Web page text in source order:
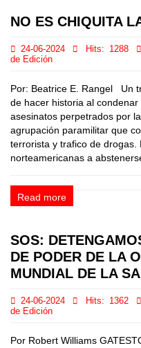
NO ES CHIQUITA
24-06-2024 Hits: 1288
de Edición
Por: Beatrice E. Rangel Un
de hacer historia al
asesinatos perpetrados por
agrupación paramilitar que
terrorista y trafico de drogas.
norteamericanas a
Read more
SOS:
DE PODER DE LA
MUNDIAL DE LA
24-06-2024 Hits: 1362
de Edición
Por Robert Williams